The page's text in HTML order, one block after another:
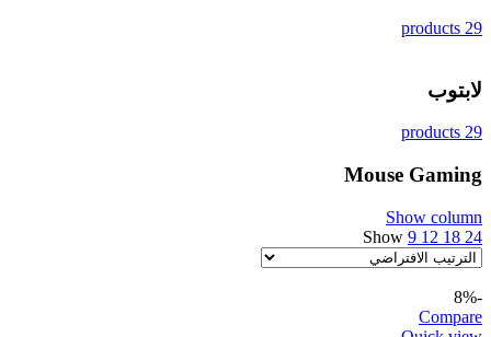
29 products
لابتوب
29 products
Mouse Gaming
Show column
Show 9 12 18 24
-8%
Compare